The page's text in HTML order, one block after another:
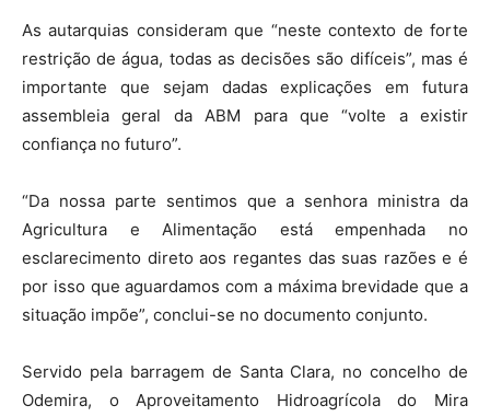
As autarquias consideram que “neste contexto de forte
restrição de água, todas as decisões são difíceis”, mas é
importante que sejam dadas explicações em futura
assembleia geral da ABM para que “volte a existir
confiança no futuro”.
“Da nossa parte sentimos que a senhora ministra da
Agricultura e Alimentação está empenhada no
esclarecimento direto aos regantes das suas razões e é
por isso que aguardamos com a máxima brevidade que a
situação impõe”, conclui-se no documento conjunto.
Servido pela barragem de Santa Clara, no concelho de
Odemira, o Aproveitamento Hidroagrícola do Mira